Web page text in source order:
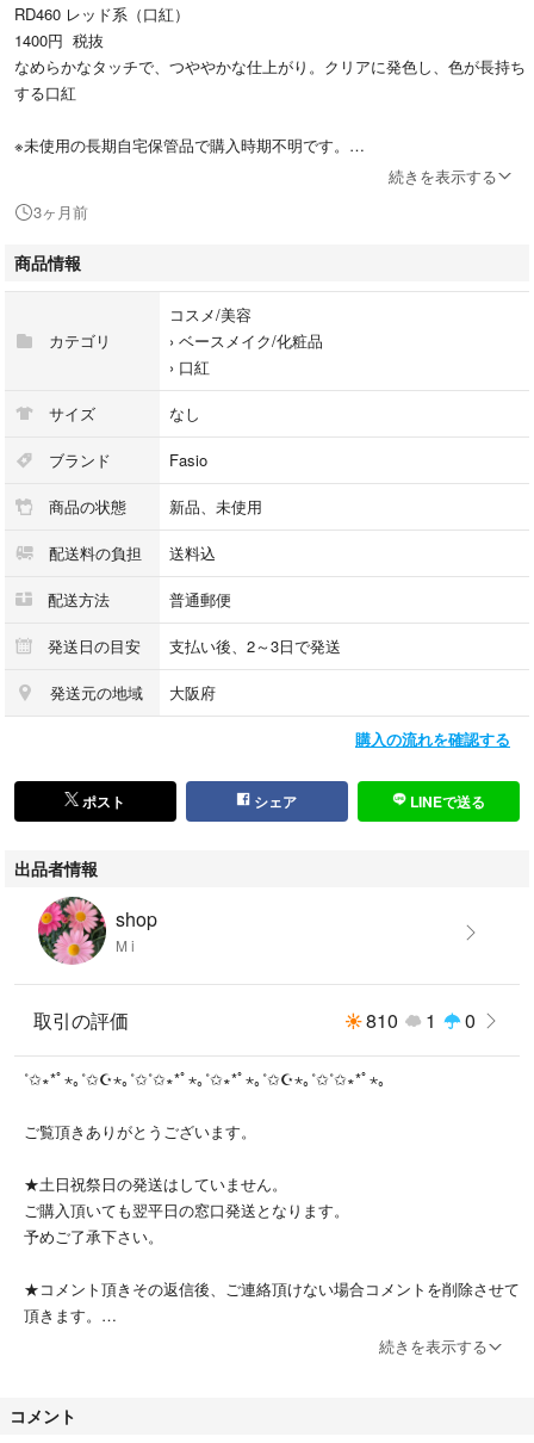
RD460 レッド系（口紅）
1400円 税抜
なめらかなタッチで、つややかな仕上がり。クリアに発色し、色が長持ち
する口紅
※未使用の長期自宅保管品で購入時期不明です。
プラパッケージに擦れ汚れ傷みがあります。ご了承頂ける方でお願い致し
続きを表示する
3ヶ月前
商品情報
カテゴリ
コスメ/美容
› ベースメイク/化粧品
› 口紅
サイズ なし
ブランド Fasio
商品の状態 新品、未使用
配送料の負担 送料込
配送方法 普通郵便
発送日の目安 支払い後、2～3日で発送
発送元の地域 大阪府
購入の流れを確認する
ポスト シェア LINEで送る
出品者情報
shop
M i
取引の評価 810 1 0
˚✩∗*ﾟ⋆｡˚✩☪︎⋆｡˚✩˚✩∗*ﾟ⋆｡˚✩∗*ﾟ⋆｡˚✩☪︎⋆｡˚✩˚✩∗*ﾟ⋆｡
ご覧頂きありがとうございます。
★土日祝祭日の発送はしていません。
ご購入頂いても翌平日の窓口発送となります。
予めご了承下さい。
★コメント頂きその返信後、ご連絡頂けない場合コメントを削除させて
頂きます。
★ 値下げ交渉はご希望の金額を提示して下さい。
続きを表示する
コメント